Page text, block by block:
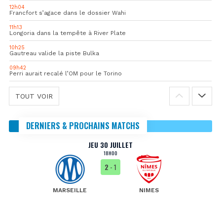
12h04
Francfort s’agace dans le dossier Wahi
11h13
Longoria dans la tempête à River Plate
10h25
Gautreau valide la piste Bulka
09h42
Perri aurait recalé l’OM pour le Torino
TOUT VOIR
DERNIERS & PROCHAINS MATCHS
JEU 30 JUILLET
18H00
MARSEILLE
2 - 1
NIMES